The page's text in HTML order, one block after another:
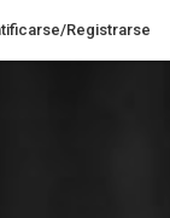
Registrarse